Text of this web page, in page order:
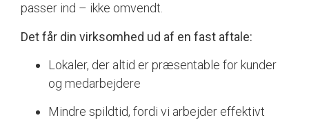
passer ind – ikke omvendt.
Det får din virksomhed ud af en fast aftale:
Lokaler, der altid er præsentable for kunder
og medarbejdere
Mindre spildtid, fordi vi arbejder effektivt